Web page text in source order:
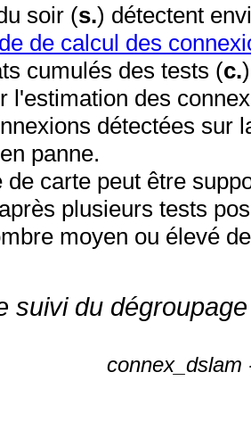
soir (s.) détectent
de calcul des
cumulés des tests (c.
des
détectées sur
panne.
carte peut être
plusieurs tests
moyen ou élevé
suivi du
connex_dslam